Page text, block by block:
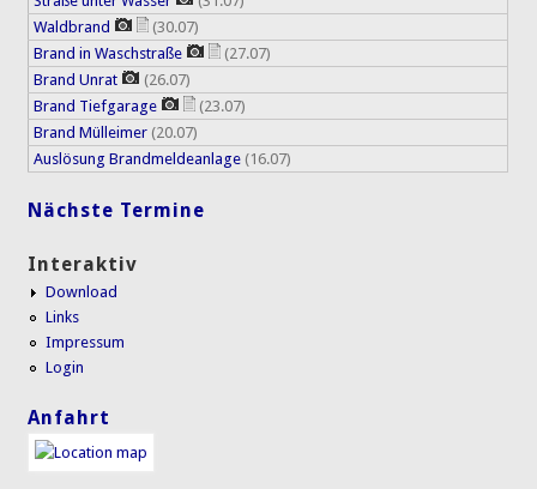
Waldbrand
(30.07)
Brand in Waschstraße
(27.07)
Brand Unrat
(26.07)
Brand Tiefgarage
(23.07)
Brand Mülleimer (20.07)
Auslösung Brandmeldeanlage (16.07)
Nächste Termine
Interaktiv
Download
Links
Impressum
Login
Anfahrt